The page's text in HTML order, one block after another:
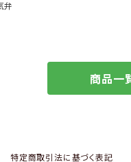
弁
商品一
特定商取引法に基づく表記